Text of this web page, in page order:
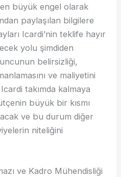
en büyük engel olarak
paylaşılan bilgilere
Icardi’nin teklife hayır
yolu şimdiden
belirsizliği,
ve maliyetini
takımda kalmaya
büyük bir kısmı
ve bu durum diğer
niteliğini
ve Kadro Mühendisliği